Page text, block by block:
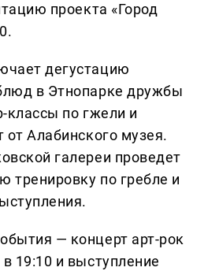
проекта «Город
дегустацию
в Этнопарке дружбы
классы по гжели и
от Алабинского музея.
галереи проведет
тренировку по гребле и
— концерт арт-рок
в 19:10 и выступление